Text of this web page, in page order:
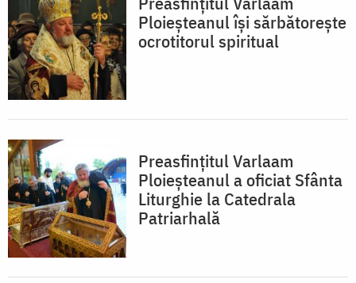
Ploieşteanul îşi sărbătoreşte
ocrotitorul spiritual
Preasfințitul Varlaam
Ploieșteanul a oficiat Sfânta
Liturghie la Catedrala
Patriarhală